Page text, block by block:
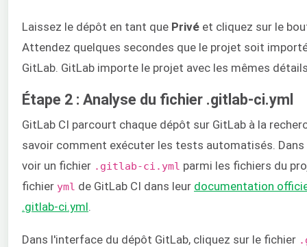
Laissez le dépôt en tant que Privé et cliquez sur le
Attendez quelques secondes que le projet soit
GitLab. GitLab importe le projet avec les mêmes
Étape 2 : Analyse du fichier .gitlab-ci.yml
GitLab CI parcourt chaque dépôt sur GitLab à la
savoir comment exécuter les tests automatisés.
voir un fichier .gitlab-ci.yml parmi les fichiers du
fichier yml de GitLab CI dans leur documentation
.gitlab-ci.yml
Dans l'interface du dépôt GitLab, cliquez sur le fichier